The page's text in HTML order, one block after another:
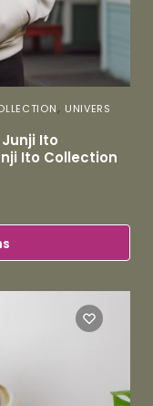
, UNIVERS
Ito
Ito Collection